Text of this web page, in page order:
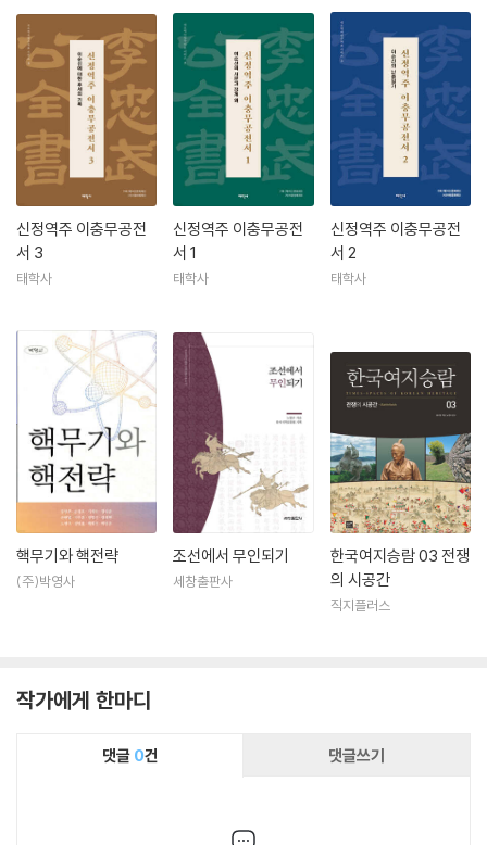
신정역주 이충무공전
서 3
태학사
신정역주 이충무공전
서 1
태학사
신정역주 이충무공전
서 2
태학사
핵무기와 핵전략
(주)박영사
조선에서 무인되기
세창출판사
한국여지승람 03 전쟁
의 시공간
직지플러스
작가에게 한마디
댓글 0건 댓글쓰기